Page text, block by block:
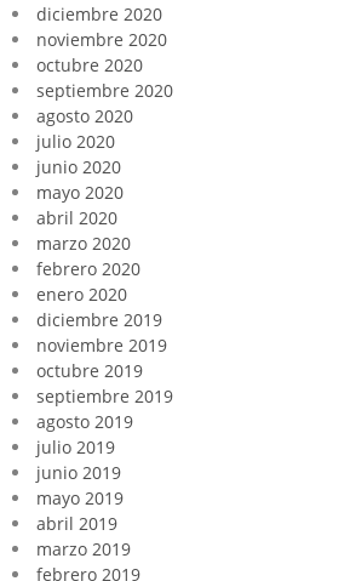
diciembre 2020
noviembre 2020
octubre 2020
septiembre 2020
agosto 2020
julio 2020
junio 2020
mayo 2020
abril 2020
marzo 2020
febrero 2020
enero 2020
diciembre 2019
noviembre 2019
octubre 2019
septiembre 2019
agosto 2019
julio 2019
junio 2019
mayo 2019
abril 2019
marzo 2019
febrero 2019